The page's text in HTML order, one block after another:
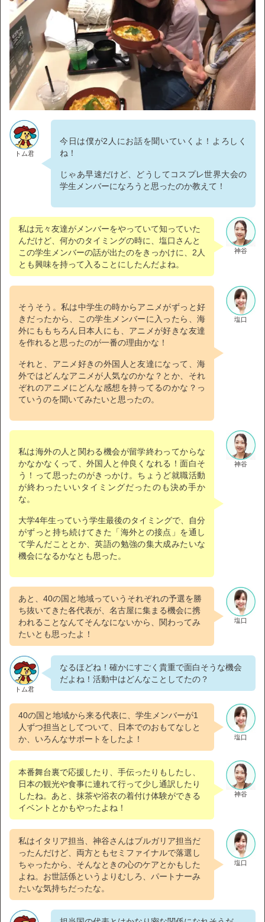
トム君
今日は僕が2人にお話を聞いていくよ！よろしく
ね！
じゃあ早速だけど、どうしてコスプレ世界大会の
学生メンバーになろうと思ったのか教えて！
神谷
私は元々友達がメンバーをやっていて知っていた
んだけど、何かのタイミングの時に、塩口さんと
この学生メンバーの話が出たのをきっかけに、2人
とも興味を持って入ることにしたんだよね。
塩口
そうそう。私は中学生の時からアニメがずっと好
きだったから、この学生メンバーに入ったら、海
外にももちろん日本人にも、アニメが好きな友達
を作れると思ったのが一番の理由かな！
それと、アニメ好きの外国人と友達になって、海
外ではどんなアニメが人気なのかな？とか、それ
ぞれのアニメにどんな感想を持ってるのかな？っ
ていうのを聞いてみたいと思ったの。
神谷
私は海外の人と関わる機会が留学終わってからな
かなかなくって、外国人と仲良くなれる！面白そ
う！って思ったのがきっかけ。ちょうど就職活動
が終わったいいタイミングだったのも決め手か
な。
大学4年生っていう学生最後のタイミングで、自分
がずっと持ち続けてきた「海外との接点」を通し
て学んだこととか、英語の勉強の集大成みたいな
機会になるかなとも思った。
塩口
あと、40の国と地域っていうそれぞれの予選を勝
ち抜いてきた各代表が、名古屋に集まる機会に携
われることなんてそんなにないから、関わってみ
たいとも思ったよ！
トム君
なるほどね！確かにすごく貴重で面白そうな機会
だよね！活動中はどんなことしてたの？
塩口
40の国と地域から来る代表に、学生メンバーが1
人ずつ担当としてついて、日本でのおもてなしと
か、いろんなサポートをしたよ！
神谷
本番舞台裏で応援したり、手伝ったりもしたし、
日本の観光や食事に連れて行って少し通訳したり
したね。あと、抹茶や浴衣の着付け体験ができる
イベントとかもやったよね！
塩口
私はイタリア担当、神谷さんはブルガリア担当だ
ったんだけど、両方ともセミファイナルで落選し
ちゃったから、そんなときの心のケアとかもした
よね。お世話係というよりむしろ、パートナーみ
たいな気持ちだったな。